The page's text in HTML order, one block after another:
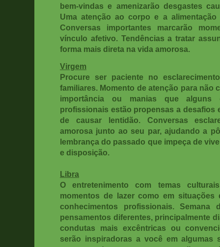
bem-vindas e amenizarão desgastes
Uma atenção ao corpo e a
Conversas importantes marcarão
vínculo afetivo. Tendências a tratar
forma mais direta na vida amorosa.
Virgem
Procure ser paciente no
familiares. Momento de atenção para não
importância ou manias que alguns
profissionais estão propensas a desafios
de causar lentidão. Conversas
amorosa junto ao seu par, ajudando a
lembrança do passado que impeça de
e disposição.
Libra
O entretenimento com temas
momentos de lazer como em situações
conhecimentos profissionais. Semana
pensamentos diferentes, principalmente
condutas mais excêntricas ou
serão inspiradoras a você em algumas